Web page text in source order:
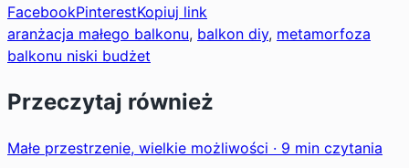
FacebookPinterestKopiuj link
aranżacja małego balkonu, balkon diy, metamorfoza
balkonu niski budżet
Przeczytaj również
Małe przestrzenie, wielkie możliwości · 9 min czytania